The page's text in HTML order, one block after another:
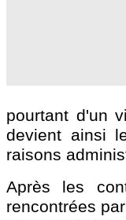
pourtant d'un
devient ainsi
raisons
Après les
rencontrées